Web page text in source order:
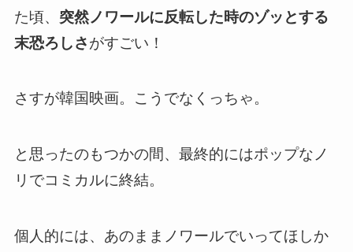
た頃、 突然ノワールに反転した時のゾッとする
末恐ろしさがすごい！
さすが韓国映画。こうでなくっちゃ。
と思ったのもつかの間、最終的にはポップなノ
リでコミカルに終結。
個人的には、あのままノワールでいってほしか